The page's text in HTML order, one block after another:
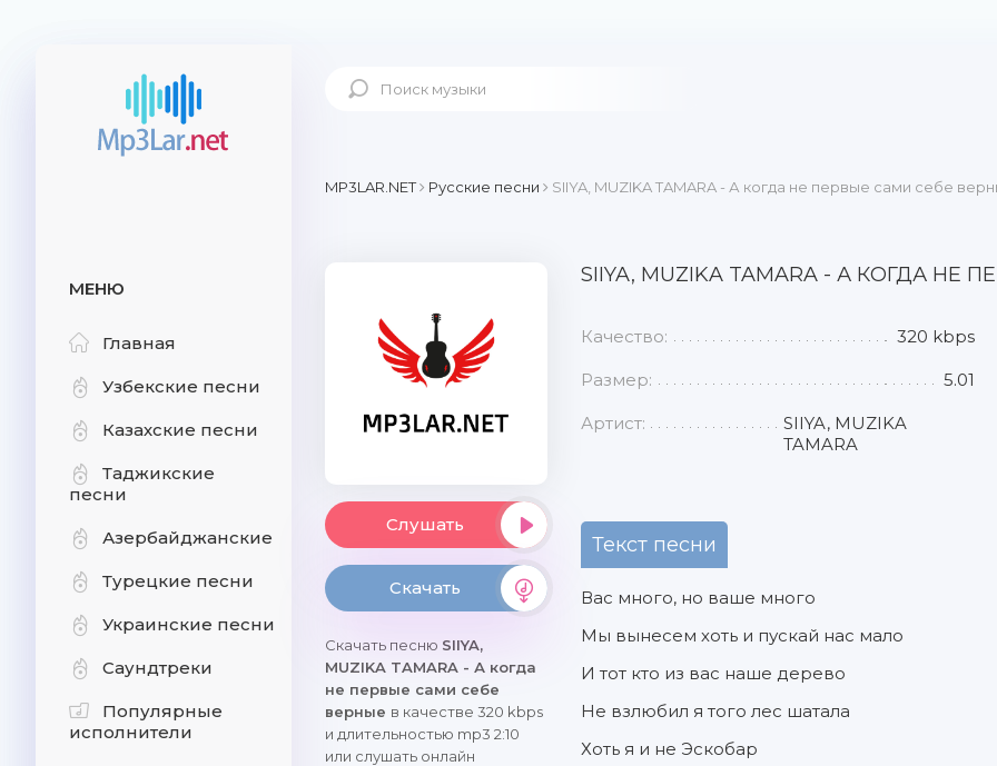
МЕНЮ
Главная
Узбекские песни
Казахские песни
Таджикские
песни
Азербайджанские
Турецкие песни
Украинские песни
Саундтреки
Популярные
исполнители
MP3LAR.NET Русские песни SIIYA, MUZIKA TAMARA - А когда не первые сами себе
Слушать
Скачать
Скачать песню SIIYA,
MUZIKA TAMARA - А когда
не первые сами себе
верные в качестве 320 kbps
и длительностью mp3 2:10
или слушать онлайн
SIIYA, MUZIKA TAMARA - А КОГДА
Качество: 320 kbps
Размер: 5.01
Артист:
SIIYA, MUZIKA
TAMARA
Текст песни
Вас много, но ваше много
Мы вынесем хоть и пускай нас мало
И тот кто из вас наше дерево
Не взлюбил я того лес шатала
Хоть я и не Эскобар